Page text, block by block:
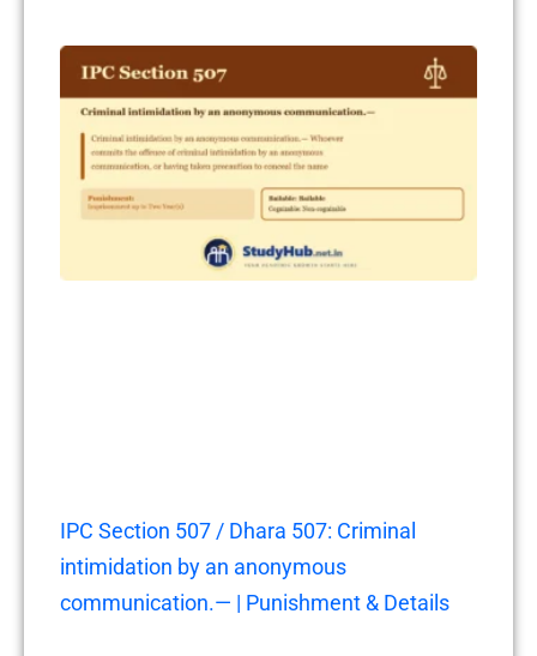
IPC Section 507 / Dhara 507: Criminal
intimidation by an anonymous
communication.— | Punishment & Details